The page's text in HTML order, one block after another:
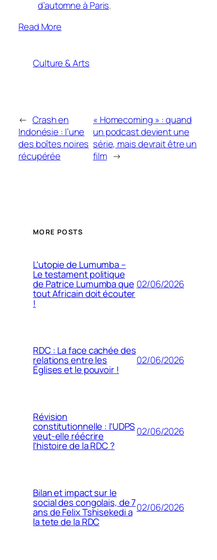
d’automne à Paris.
Read More
Culture & Arts
← Crash en
Indonésie : l’une
des boîtes noires
récupérée
« Homecoming » : quand
un podcast devient une
série, mais devrait être un
film →
MORE POSTS
L’utopie de Lumumba –
Le testament politique
de Patrice Lumumba que
tout Africain doit écouter
!
02/06/2026
RDC : La face cachée des
relations entre les
Églises et le pouvoir !
02/06/2026
Révision
constitutionnelle : l’UDPS
veut-elle réécrire
l’histoire de la RDC ?
02/06/2026
Bilan et impact sur le
social des congolais, de 7
ans de Felix Tshisekedi a
la tete de la RDC
02/06/2026